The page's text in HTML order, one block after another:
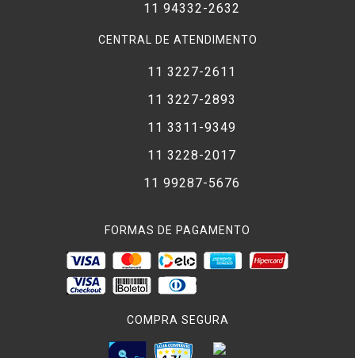
11 94332-2632
CENTRAL DE ATENDIMENTO
11 3227-2611
11 3227-2893
11 3311-9349
11 3228-2017
11 99287-5676
FORMAS DE PAGAMENTO
COMPRA SEGURA